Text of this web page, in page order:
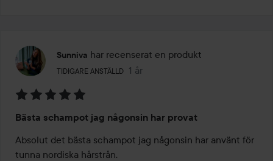
Sunniva har recenserat en produkt
TIDIGARE ANSTÄLLD
Användarens roll: Tidigare anställd.
1 år
Inlägget skapades 1 år
5
av
5
Bästa schampot jag någonsin har provat
Absolut det bästa schampot jag någonsin har använt för
tunna nordiska hårstrån.